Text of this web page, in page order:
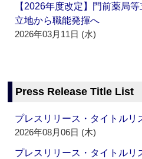
【2026年度改定】門前薬局
立地から職能発揮へ
2026年03月11日 (水)
Press Release Title List
プレスリリース・タイトル
2026年08月06日 (木)
プレスリリース・タイトル